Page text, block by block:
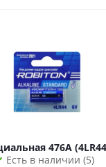
476A
Есть в наличии (5)